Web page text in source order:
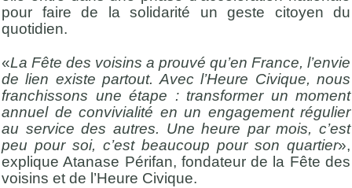
pour faire de la solidarité un geste citoyen du
quotidien.
«La Fête des voisins a prouvé qu’en France, l’envie
de lien existe partout. Avec l’Heure Civique, nous
franchissons une étape : transformer un moment
annuel de convivialité en un engagement régulier
au service des autres. Une heure par mois, c’est
peu pour soi, c’est beaucoup pour son quartier»,
explique Atanase Périfan, fondateur de la Fête des
voisins et de l’Heure Civique.